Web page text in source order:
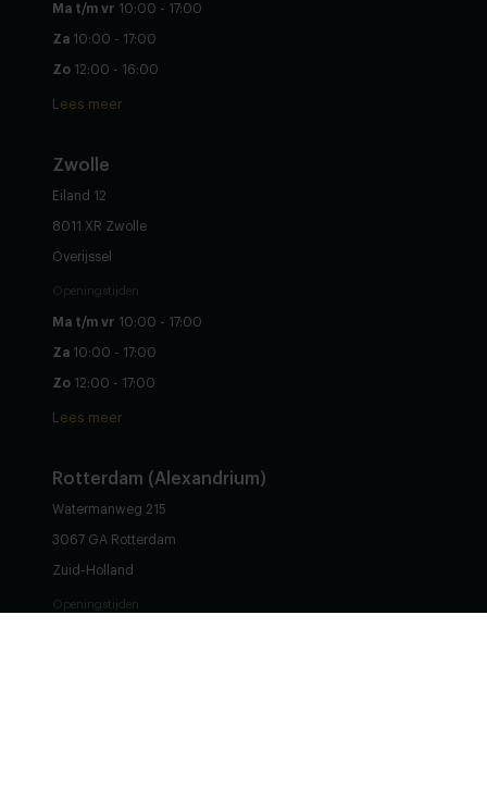
Ma t/m vr 10:00 - 17:00
Za 10:00 - 17:00
Zo 12:00 - 16:00
Lees meer
Zwolle
Eiland 12
8011 XR Zwolle
Overijssel
Openingstijden
Ma t/m vr 10:00 - 17:00
Za 10:00 - 17:00
Zo 12:00 - 17:00
Lees meer
Rotterdam (Alexandrium)
Watermanweg 215
3067 GA Rotterdam
Zuid-Holland
Openingstijden